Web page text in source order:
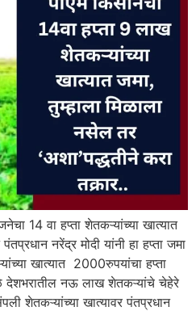
14 वा हप्ता शेतकऱ्यांच्या खात्यात
नरेंद्र मोदी यांनी हा हप्ता जमा
खात्यात 2000रुपयांचा हप्ता
नऊ लाख शेतकऱ्यांचे चेहेरे
शेतकऱ्यांच्या खात्यावर पंतप्रधान